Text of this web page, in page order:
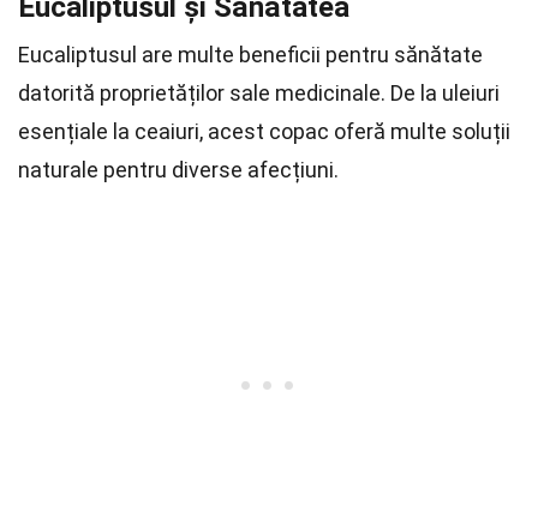
Eucaliptusul și Sănătatea
Eucaliptusul are multe beneficii pentru sănătate
datorită proprietăților sale medicinale. De la uleiuri
esențiale la ceaiuri, acest copac oferă multe soluții
naturale pentru diverse afecțiuni.